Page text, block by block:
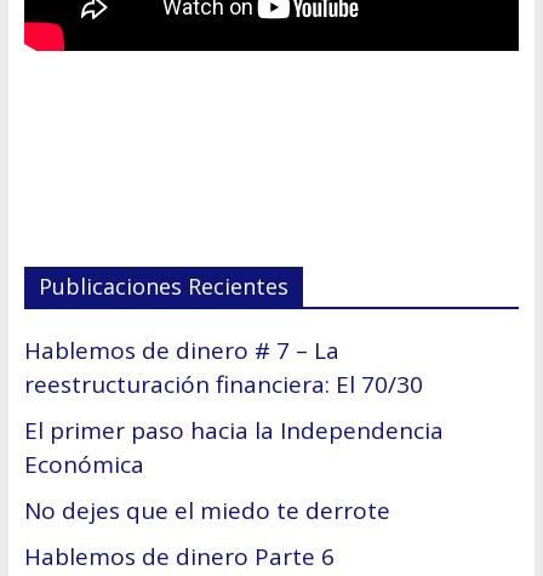
Publicaciones Recientes
Hablemos de dinero # 7 – La
reestructuración financiera: El 70/30
El primer paso hacia la Independencia
Económica
No dejes que el miedo te derrote
Hablemos de dinero Parte 6